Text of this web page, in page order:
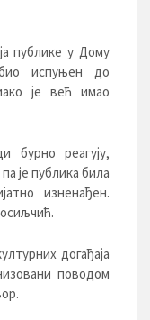
публике у Дому
испуњен до
је већ имао
бурно реагују,
је публика била
изненађен.
догађаја
поводом